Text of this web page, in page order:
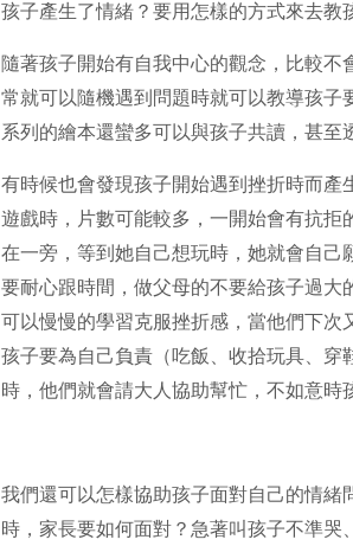
孩子產生了情緒？要用怎樣的方式來去教
隨著孩子開始有自我中心的觀念，比較
常就可以隨機遇到問題時就可以教導孩
系列的繪本還蠻多可以與孩子共讀，甚至
有時候也會發現孩子開始遇到挫折時而產
遊戲時，片數可能較多，一開始會有抗
在一旁，等到她自己想玩時，她就會自
要耐心跟時間，做父母的不要給孩子過
可以慢慢的學習克服挫折感，當他們下
孩子要為自己負責（吃飯、收拾玩具、
時，他們就會請大人協助幫忙，不如意時
我們還可以怎樣協助孩子面對自己的情
時，家長要如何面對？急著叫孩子不準